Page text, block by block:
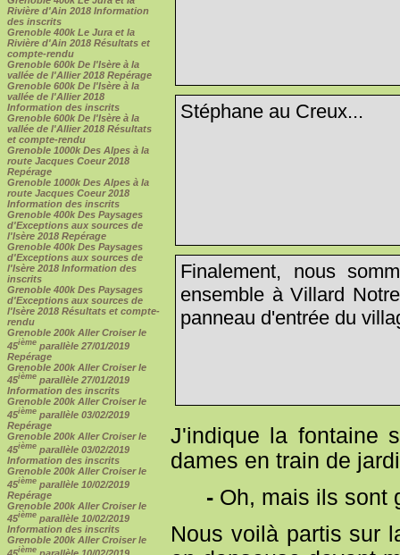
Rivière d'Ain 2018 Information
des inscrits
Grenoble 400k Le Jura et la
Rivière d'Ain 2018 Résultats et
compte-rendu
Grenoble 600k De l'Isère à la
vallée de l'Allier 2018 Repérage
Grenoble 600k De l'Isère à la
vallée de l'Allier 2018
Information des inscrits
Grenoble 600k De l'Isère à la
vallée de l'Allier 2018 Résultats
et compte-rendu
Grenoble 1000k Des Alpes à la
route Jacques Coeur 2018
Repérage
Grenoble 1000k Des Alpes à la
route Jacques Coeur 2018
Information des inscrits
Grenoble 400k Des Paysages
d'Exceptions aux sources de
l'Isère 2018 Repérage
Grenoble 400k Des Paysages
d'Exceptions aux sources de
l'Isère 2018 Information des
inscrits
Grenoble 400k Des Paysages
d'Exceptions aux sources de
l'Isère 2018 Résultats et compte-
rendu
Grenoble 200k Aller Croiser le
45ième parallèle 27/01/2019
Repérage
Grenoble 200k Aller Croiser le
45ième parallèle 27/01/2019
Information des inscrits
Grenoble 200k Aller Croiser le
45ième parallèle 03/02/2019
Repérage
Grenoble 200k Aller Croiser le
45ième parallèle 03/02/2019
Information des inscrits
Grenoble 200k Aller Croiser le
45ième parallèle 10/02/2019
Repérage
Grenoble 200k Aller Croiser le
45ième parallèle 10/02/2019
Information des inscrits
Grenoble 200k Aller Croiser le
ième
Stéphane au Creux...
Finalement, nous
ensemble à Villard
panneau d'entrée du
J'indique la fontaine
dames en train de
- Oh, mais ils sont
Nous voilà partis sur